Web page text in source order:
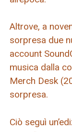
Altrove, a
sorpresa due
account
musica dalla
Merch Desk
sorpresa.
Ciò seguì